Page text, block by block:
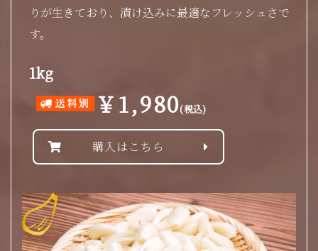
りが生きており、漬け込みに最適なフレッシュさで
す。
1kg
￥1,980(税込)
購入はこちら